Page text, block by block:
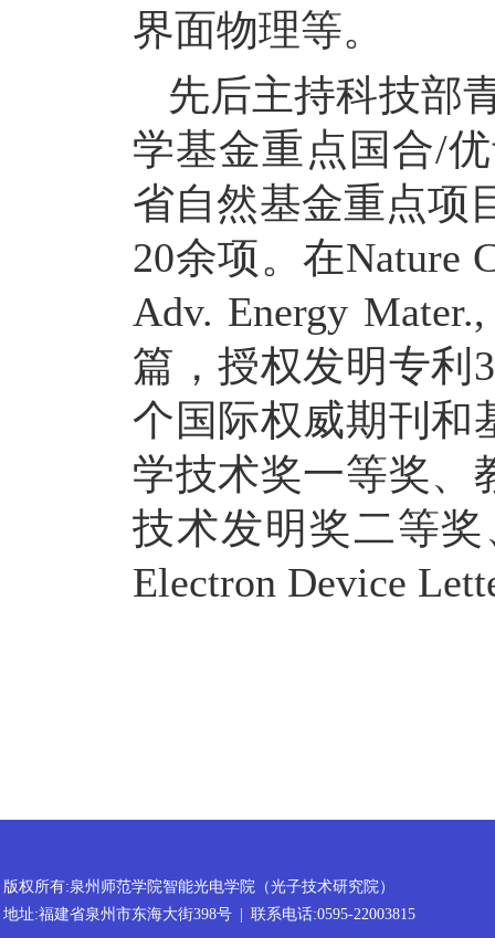
界面物理等。
先后主持科技部
学基金重点国合/
省自然基金重点项
20余项。在Nature
Adv. Energy
篇，授权发明专利
个国际权威期刊和
学技术奖一等奖、
技术发明奖二等
Electron Device
版权所有:泉州师范学院智能光电学院（光子技术研究院）
地址:福建省泉州市东海大街398号
联系电话:0595-22003815